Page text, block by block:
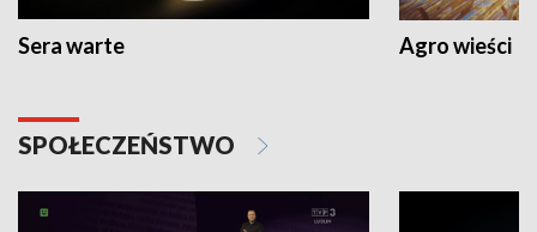
Sera warte Agro wieści
SPOŁECZEŃSTWO